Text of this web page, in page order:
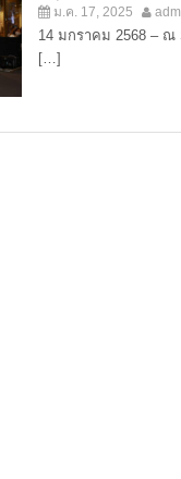
ม.ค. 17, 2025
14 มกราคม 2568 – ณ
[…]